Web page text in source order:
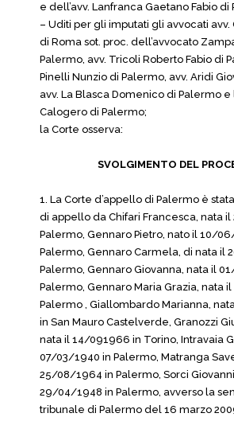
e dell’avv. Lanfranca Gaetano Fabio di
– Uditi per gli imputati gli avvocati avv.
di Roma sot. proc. dell’avvocato
Palermo, avv. Tricoli Roberto Fabio di
Pinelli Nunzio di Palermo, avv. Aridi
avv. La Blasca Domenico di Palermo e
Calogero di Palermo;
la Corte osserva:
SVOLGIMENTO DEL
1. La Corte d’appello di Palermo è
di appello da Chifari Francesca, nata
Palermo, Gennaro Pietro, nato il 10/
Palermo, Gennaro Carmela, di nata il
Palermo, Gennaro Giovanna, nata il
Palermo, Gennaro Maria Grazia, nata
Palermo , Giallombardo Marianna,
in San Mauro Castelverde, Granozzi
nata il 14/091966 in Torino, Intravaia
07/03/1940 in Palermo, Matranga
25/08/1964 in Palermo, Sorci
29/04/1948 in Palermo, avverso la
tribunale di Palermo del 16 marzo